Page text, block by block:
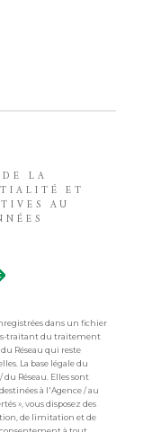
LA
ET
AU
dans un fichier
traitant du traitement
Réseau qui reste
La base légale du
Réseau. Elles sont
à l'Agence / au
», vous disposez des
de limitation et de